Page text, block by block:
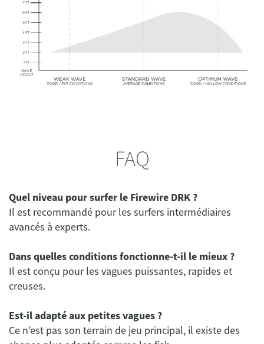
FAQ
Quel niveau pour surfer le Firewire DRK ?
Il est recommandé pour les surfers intermédiaires
avancés à experts.
Dans quelles conditions fonctionne-t-il le mieux ?
Il est conçu pour les vagues puissantes, rapides et
creuses.
Est-il adapté aux petites vagues ?
Ce n’est pas son terrain de jeu principal, il existe des